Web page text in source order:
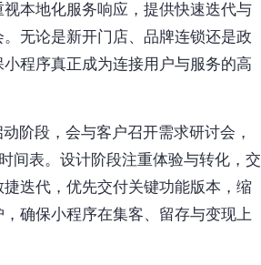
本地化服务响应，提供快速迭代与
无论是新开门店、品牌连锁还是政
程序真正成为连接用户与服务的高
阶段，会与客户召开需求研讨会，
间表。设计阶段注重体验与转化，交
迭代，优先交付关键功能版本，缩
确保小程序在集客、留存与变现上